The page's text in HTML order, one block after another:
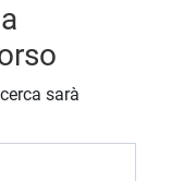
sarà